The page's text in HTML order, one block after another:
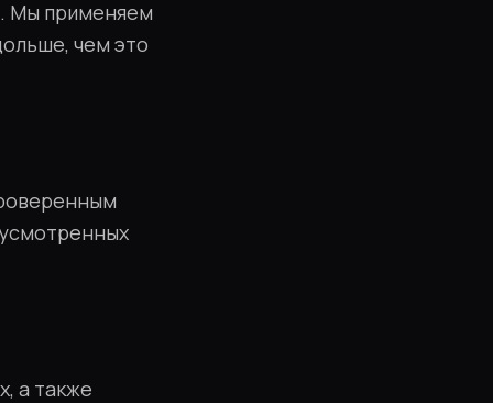
Мы применяем
чем это
а также